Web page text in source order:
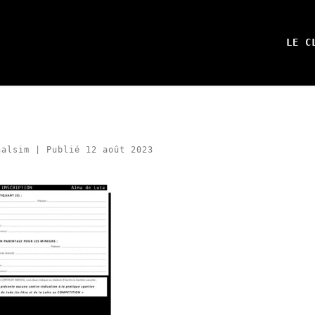
LE
Publié 12 août 2023